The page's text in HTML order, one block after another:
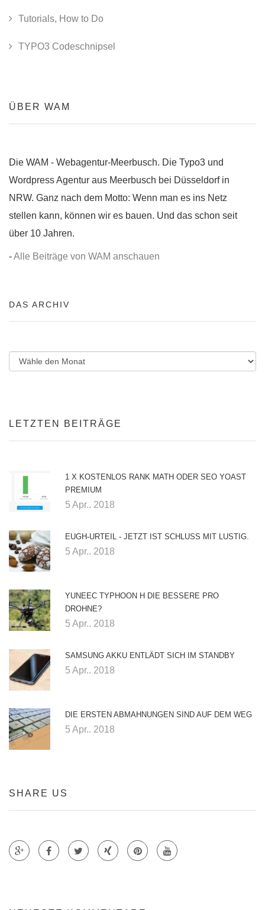
Tutorials, How to Do
TYPO3 Codeschnipsel
ÜBER WAM
Die WAM - Webagentur-Meerbusch. Die Typo3 und
Wordpress Agentur aus Meerbusch bei Düsseldorf in
NRW. Ganz nach dem Motto: Wenn man es ins Netz
stellen kann, können wir es bauen. Und das schon seit
über 10 Jahren.
-Alle Beiträge von WAM anschauen
DAS ARCHIV
LETZTEN BEITRÄGE
1 X KOSTENLOS RANK MATH ODER SEO YOAST
PREMIUM
5 Apr.. 2018
EUGH-URTEIL - JETZT IST SCHLUSS MIT LUSTIG.
5 Apr.. 2018
YUNEEC TYPHOON H DIE BESSERE PRO
DROHNE?
5 Apr.. 2018
SAMSUNG AKKU ENTLÄDT SICH IM STANDBY
5 Apr.. 2018
DIE ERSTEN ABMAHNUNGEN SIND AUF DEM WEG
5 Apr.. 2018
SHARE US
Teile auf Google +
Teile auf Faecebook
Teile auf Twitter
Teile auf Xing
Teile auf Pinterest